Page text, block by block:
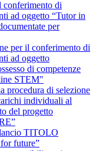
conferimento di
ad oggetto “Tutor in
per
per il conferimento di
ad oggetto
di competenze
STEM"
procedura di selezione
individuali al
del progetto
TITOLO
future”